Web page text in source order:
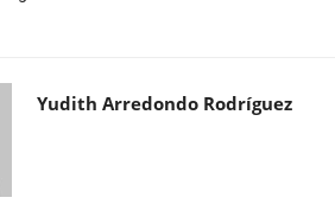
Yudith Arredondo Rodríguez